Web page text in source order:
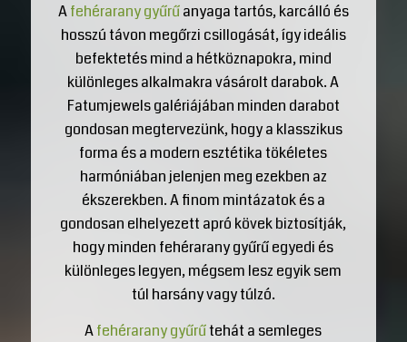
Afehérarany gyűrűanyaga tartós, karcálló és
hosszú távon megőrzi csillogását, így ideális
befektetés mind a hétköznapokra, mind
különleges alkalmakra vásárolt darabok. A
Fatumjewels galériájában minden darabot
gondosan megtervezünk, hogy a klasszikus
forma és a modern esztétika tökéletes
harmóniában jelenjen meg ezekben az
ékszerekben. A finom mintázatok és a
gondosan elhelyezett apró kövek biztosítják,
hogy minden fehérarany gyűrű egyedi és
különleges legyen, mégsem lesz egyik sem
túl harsány vagy túlzó.
Afehérarany gyűrűtehát a semleges